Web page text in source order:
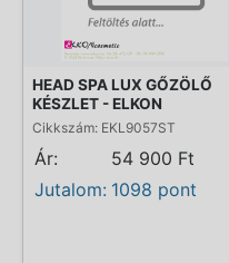
HEAD SPA LUX GŐZÖLŐ
KÉSZLET - ELKON
Cikkszám: EKL9057ST
Ár:
54 900 Ft
Jutalom: 1098 pont